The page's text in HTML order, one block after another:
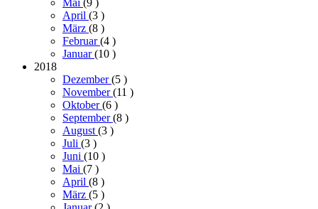
Mai (9 )
April (3 )
März (8 )
Februar(4 )
Januar(10 )
2018
Dezember(5 )
November(11 )
Oktober(6 )
September(8 )
August(3 )
Juli (3 )
Juni (10 )
Mai (7 )
April (8 )
März (5 )